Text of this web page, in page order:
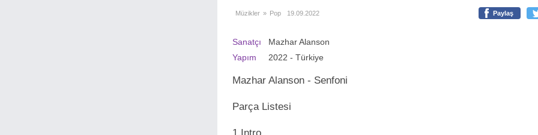
Müzikler » Pop 19.09.2022 Paylaş
Sanatçı
Mazhar Alanson
Yapım
2022 - Türkiye
Mazhar Alanson - Senfoni
Parça Listesi